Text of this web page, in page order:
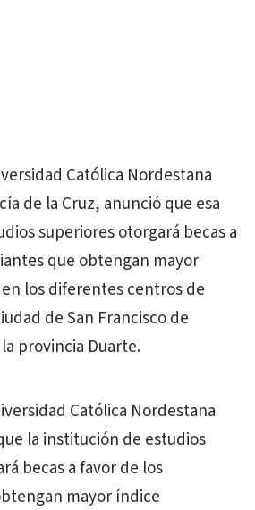
Católica Nordestana
de la Cruz, anunció que esa
superiores otorgará becas a
que obtengan mayor
los diferentes centros de
de San Francisco de
provincia Duarte.
Católica Nordestana
la institución de estudios
becas a favor de los
mayor índice